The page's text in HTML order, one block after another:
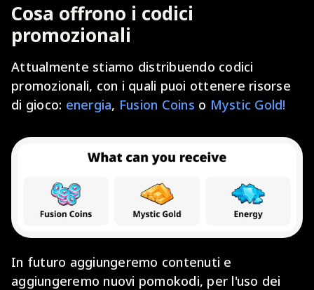
Cosa offrono i codici
promozionali
Attualmente stiamo distribuendo codici
promozionali, con i quali puoi ottenere risorse
di gioco: energia, Fusion Coins o Mystic Gold!
In futuro aggiungeremo contenuti e
aggiungeremo nuovi pomokodi, per l'uso dei